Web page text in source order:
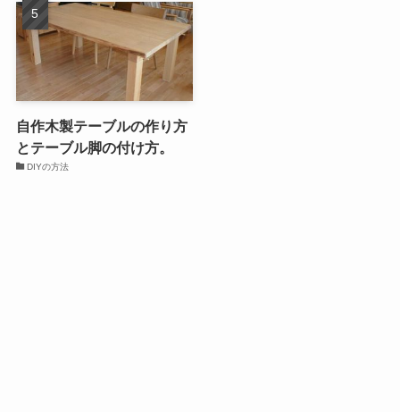
自作木製テーブルの作り方
とテーブル脚の付け方。
DIYの方法